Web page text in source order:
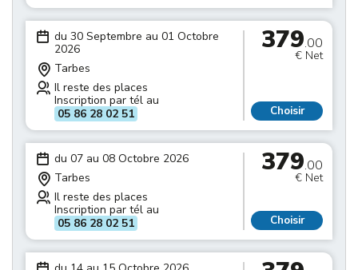
du 30 Septembre au 01 Octobre
2026
Tarbes
Il reste des places
Inscription par tél au
05 86 28 02 51
379.00
€ Net
Choisir
du 07 au 08 Octobre 2026
Tarbes
Il reste des places
Inscription par tél au
05 86 28 02 51
379.00
€ Net
Choisir